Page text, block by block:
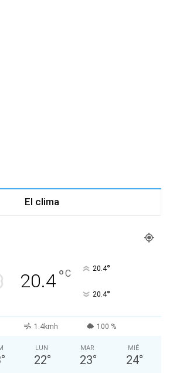
El clima
20.4°C 20.4°
20.4°
1.4kmh 100 %
°
LUN
22°
MAR
23°
MIÉ
24°